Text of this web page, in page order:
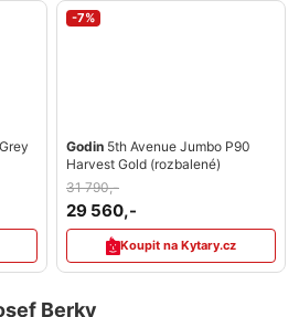
-7%
Godin 5th Avenue Jumbo P90
Harvest Gold (rozbalené)
31 790,-
29 560,-
Koupit na Kytary.cz
Berky